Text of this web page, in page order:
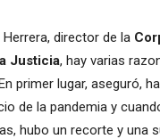
director de la
Justicia, hay varias
primer lugar, aseguró,
de la pandemia y
hubo un recorte y una